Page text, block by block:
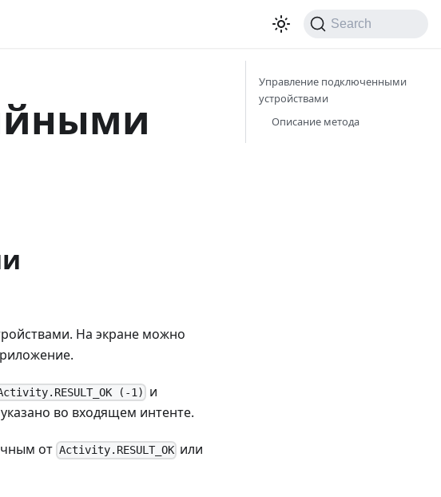
Search
На экране можно
(-1)
и
во входящем интенте.
от Activity.RESULT_OKили
Управление подключенными
устройствами
Описание метода